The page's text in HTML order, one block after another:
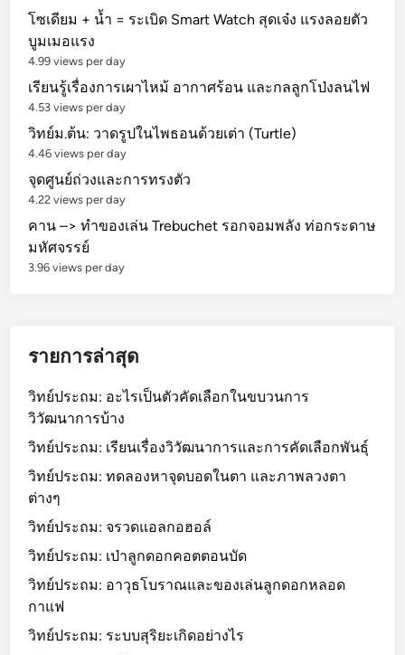
โซเดียม + น้ำ = ระเบิด Smart Watch สุดเจ๋ง แรงลอยตัว
บูมเมอแรง
4.99 views per day
เรียนรู้เรื่องการเผาไหม้ อากาศร้อน และกลลูกโป่งลนไฟ
4.53 views per day
วิทย์ม.ต้น: วาดรูปในไพธอนด้วยเต่า (Turtle)
4.46 views per day
จุดศูนย์ถ่วงและการทรงตัว
4.22 views per day
คาน –> ทำของเล่น Trebuchet รอกจอมพลัง ท่อกระดาษ
มหัศจรรย์
3.96 views per day
รายการล่าสุด
วิทย์ประถม: อะไรเป็นตัวคัดเลือกในขบวนการ
วิวัฒนาการบ้าง
วิทย์ประถม: เรียนเรื่องวิวัฒนาการและการคัดเลือกพันธุ์
วิทย์ประถม: ทดลองหาจุดบอดในตา และภาพลวงตา
ต่างๆ
วิทย์ประถม: จรวดแอลกอฮอล์
วิทย์ประถม: เป่าลูกดอกคอตตอนบัด
วิทย์ประถม: อาวุธโบราณและของเล่นลูกดอกหลอด
กาแฟ
วิทย์ประถม: ระบบสุริยะเกิดอย่างไร